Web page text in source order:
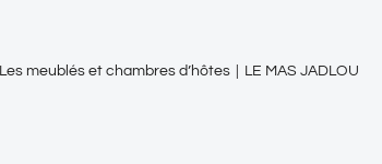
Les meublés et chambres d’hôtes LE MAS JADLOU